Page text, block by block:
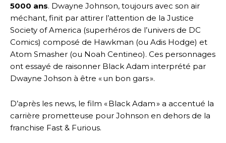
5000 ans. Dwayne Johnson, toujours avec son air
méchant, finit par attirer l’attention de la Justice
Society of America (superhéros de l’univers de DC
Comics) composé de Hawkman (ou Adis Hodge) et
Atom Smasher (ou Noah Centineo). Ces personnages
ont essayé de raisonner Black Adam interprété par
Dwayne Johson à être « un bon gars ».
D’après les news, le film « Black Adam » a accentué la
carrière prometteuse pour Johnson en dehors de la
franchise Fast & Furious.